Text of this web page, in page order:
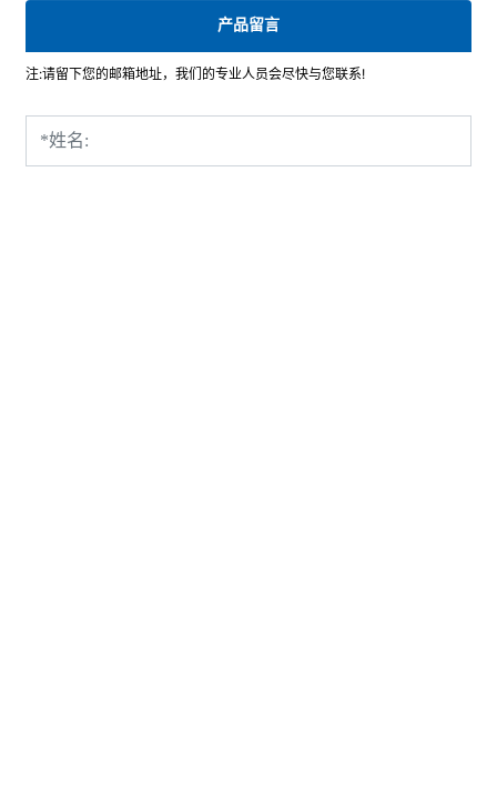
产品留言
注:请留下您的邮箱地址，我们的专业人员会尽快与您联系!